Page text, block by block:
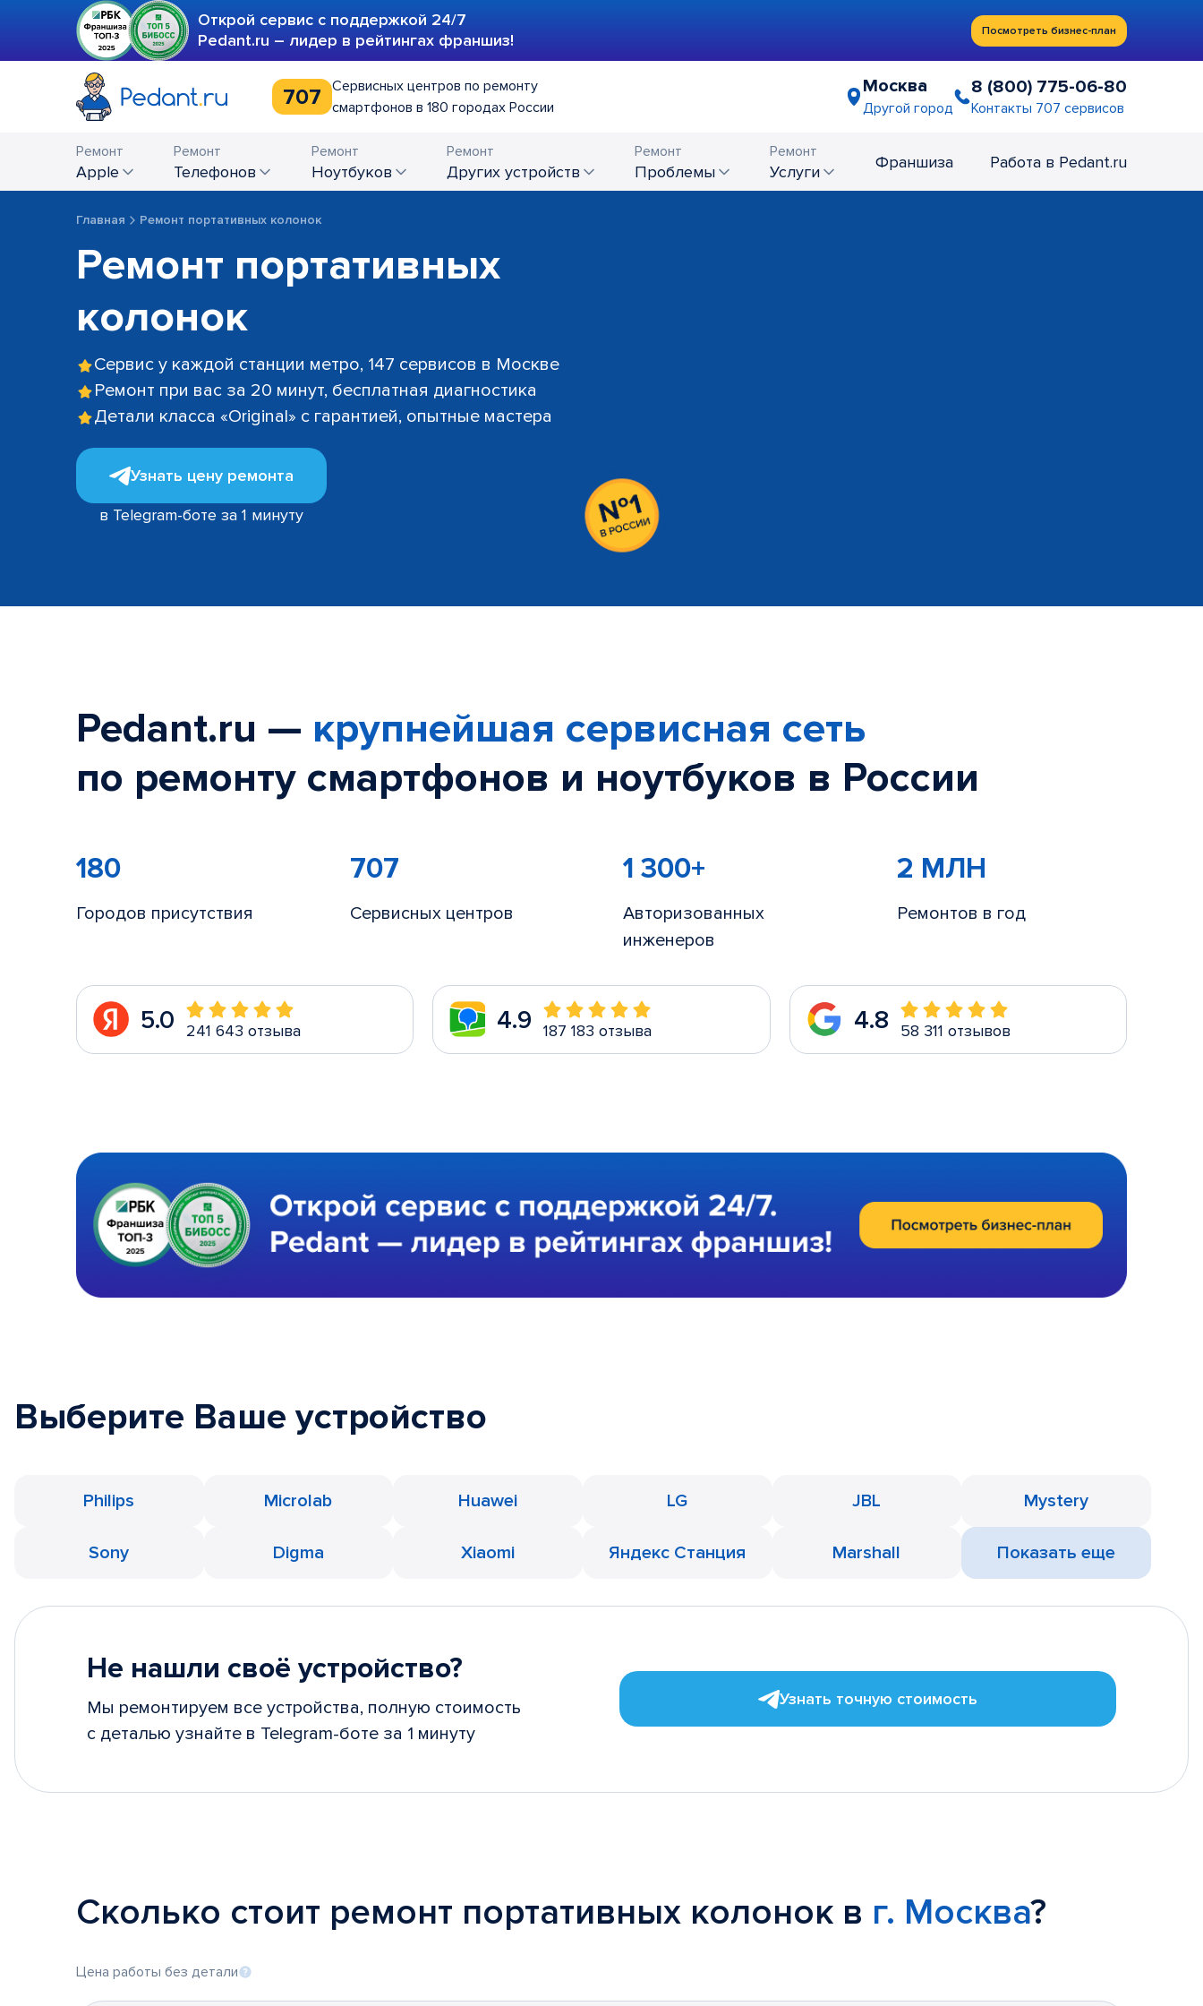
Открой сервис с поддержкой 24/7
Pedant.ru – лидер в рейтингах франшиз!
Посмотреть бизнес-план
707
Сервисных центров по ремонту
смартфонов в 180 городах России
Москва
Другой город
8 (800) 775-06-80
Контакты 707 сервисов
Ремонт
Apple
Ремонт
телефонов
Ремонт
ноутбуков
Ремонт
других устройств
Ремонт
проблемы
Ремонт
услуги Франшиза Работа в Pedant.ru
Главная Ремонт портативных колонок
Ремонт портативных
колонок
Сервис у каждой станции метро, 147 сервисов в Москве
Ремонт при вас за 20 минут, бесплатная диагностика
Детали класса «Original» с гарантией, опытные мастера
Узнать цену ремонта
в Telegram-боте за 1 минуту
Pedant.ru — крупнейшая сервисная сеть
по ремонту смартфонов и ноутбуков в России
180
Городов присутствия
707
Сервисных центров
1 300+
Авторизованных
инженеров
2 МЛН
Ремонтов в год
5.0 241 643 отзыва 4.9 187 183 отзыва 4.8 58 311 отзывов
Выберите Ваше устройство
Philips Microlab Huawei LG JBL Mystery
Sony Digma Xiaomi Яндекс Станция Marshall Показать еще
Не нашли своё устройство?
Мы ремонтируем все устройства, полную стоимость
с деталью узнайте в Telegram-боте за 1 минуту
Узнать точную стоимость
Сколько стоит ремонт портативных колонок в г. Москва?
Цена работы без детали